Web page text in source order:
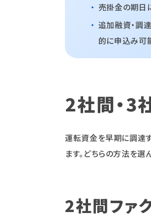
・ 売掛金の期日
・ 追加融資・調
的に申込み可
2社間・3
運転資金を早期に調達す
ます。どちらの方法を
2社間ファ